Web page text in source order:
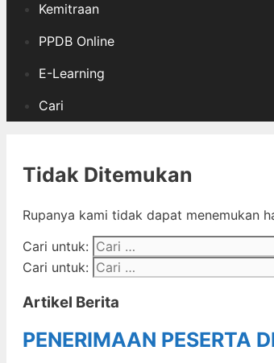
Kemitraan
PPDB Online
E-Learning
Cari
Tidak Ditemukan
Rupanya kami tidak dapat menemukan
Cari untuk:
Cari untuk:
Artikel Berita
PENERIMAAN PESERTA